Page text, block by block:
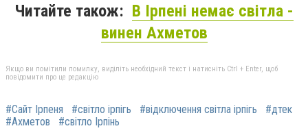
Читайте також: В Ірпені немає світла -
винен Ахметов
Якщо ви помітили помилку, виділіть необхідний текст і натисніть Ctrl + Enter, щоб
повідомити про це редакцію
#Сайт Ірпеня #світло ірпігь #відключення світла ірпігь
#дтек
#Ахметов
#світло Ірпінь